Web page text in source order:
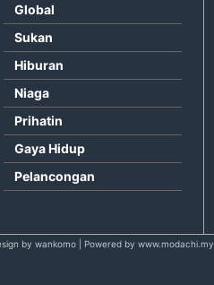
Global
Sukan
Hiburan
Niaga
Prihatin
Gaya Hidup
Pelancongan
by wankomo | Powered by www.modachi.my